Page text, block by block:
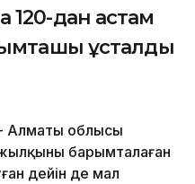
дан астам
ұсталды
Алматы облысы
барымталаған
дейін де мал